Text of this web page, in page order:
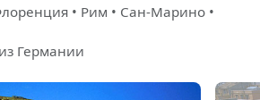
• Рим • Сан-Марино •
Германии